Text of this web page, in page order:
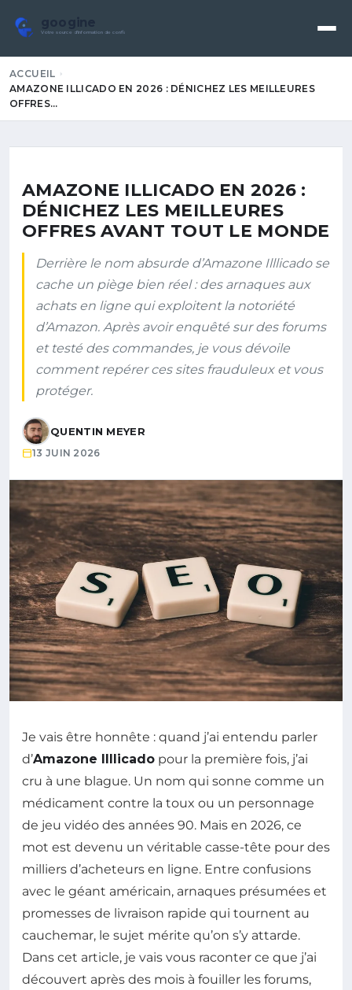
googine
Votre source d'information de confiance
ACCUEIL
AMAZONE ILLICADO EN 2026 : DÉNICHEZ LES MEILLEURES
OFFRES…
AMAZONE ILLICADO EN 2026 :
DÉNICHEZ LES MEILLEURES
OFFRES AVANT TOUT LE MONDE
Derrière le nom absurde d’Amazone Illlicado se
cache un piège bien réel : des arnaques aux
achats en ligne qui exploitent la notoriété
d’Amazon. Après avoir enquêté sur des forums
et testé des commandes, je vous dévoile
comment repérer ces sites frauduleux et vous
protéger.
QUENTIN MEYER
13 JUIN 2026
Je vais être honnête : quand j’ai entendu parler
d’Amazone Illlicado pour la première fois, j’ai
cru à une blague. Un nom qui sonne comme un
médicament contre la toux ou un personnage
de jeu vidéo des années 90. Mais en 2026, ce
mot est devenu un véritable casse-tête pour des
milliers d’acheteurs en ligne. Entre confusions
avec le géant américain, arnaques présumées et
promesses de livraison rapide qui tournent au
cauchemar, le sujet mérite qu’on s’y attarde.
Dans cet article, je vais vous raconter ce que j’ai
découvert après des mois à fouiller les forums,